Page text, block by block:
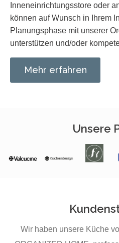
Inneneinrichtungsstore oder
können auf Wunsch in Ihrem
Planungsphase mit unserer
unterstützen und/oder
Mehr erfahren
Unsere
Wir haben unsere Küche